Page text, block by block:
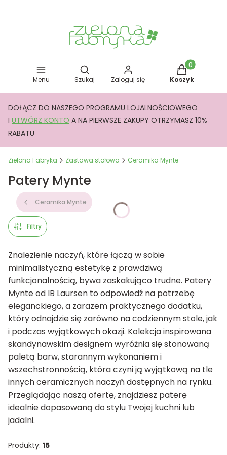
Menu
Otwórz wyszukiwarkę
Szukaj Zaloguj się
Produkty w
Koszyk
DOŁĄCZ DO NASZEGO PROGRAMU LOJALNOŚCIOWEGO
I UTWÓRZ KONTO A NA PIERWSZE ZAKUPY OTRZYMASZ 10%
RABATU
Zielona Fabryka Zastawa stołowa Ceramika Mynte
Patery Mynte
Ceramika Mynte
Filtry
Znalezienie naczyń, które łączą w sobie
minimalistyczną estetykę z prawdziwą
funkcjonalnością, bywa zaskakująco trudne. Patery
Mynte od IB Laursen to odpowiedź na potrzebę
eleganckiego, a zarazem praktycznego dodatku,
który odnajdzie się zarówno na codziennym stole, jak
i podczas wyjątkowych okazji. Kolekcja inspirowana
skandynawskim designem wyróżnia się stonowaną
paletą barw, starannym wykonaniem i
wszechstronnością, która czyni ją wyjątkową na tle
innych ceramicznych naczyń dostępnych na rynku.
Przeglądając naszą ofertę, znajdziesz paterę
idealnie dopasowaną do stylu Twojej kuchni lub
jadalni.
Produkty: 15